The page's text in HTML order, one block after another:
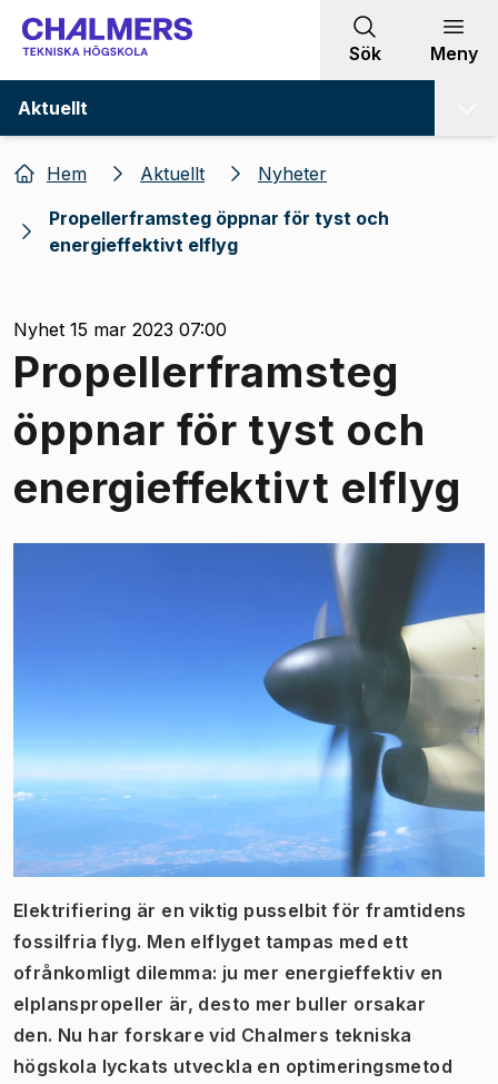
Gå till innehållet
Sök Meny
Aktuellt
Hem Aktuellt
Nyheter
Propellerframsteg öppnar för tyst och
energieffektivt elflyg
Nyhet 15 mar 2023 07:00
Propellerframsteg
öppnar för tyst och
energieffektivt elflyg
Elektrifiering är en viktig pusselbit för framtidens
fossilfria flyg. Men elflyget tampas med ett
ofrånkomligt dilemma: ju mer energieffektiv en
elplanspropeller är, desto mer buller orsakar
den. Nu har forskare vid Chalmers tekniska
högskola lyckats utveckla en optimeringsmetod